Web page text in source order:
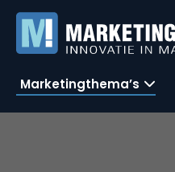
Marketingthema’s